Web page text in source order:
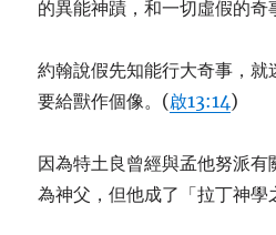
的異能神蹟，和一切虛假的奇
約翰說假先知能行大奇事，就
要給獸作個像。(啟13:14)
因為特土良曾經與孟他努派有
為神父，但他成了「拉丁神學